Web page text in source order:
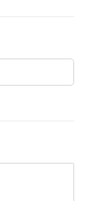
範囲を超
とはありま
の通知